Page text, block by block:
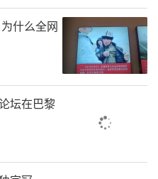
运营根基
一小防丢防拐的标杆
以规模化、普惠化、
次选定修正集团修修
方，是项目经过多方
抉择。依托修正集团
积淀与修修爱深耕儿
什么全网
坛在巴黎